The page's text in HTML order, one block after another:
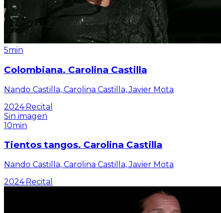
5min
Colombiana. Carolina Castilla
Nando Castilla, Carolina Castilla, Javier Mota
2024·Recital
Sin imagen
10min
Tientos tangos. Carolina Castilla
Nando Castilla, Carolina Castilla, Javier Mota
2024·Recital